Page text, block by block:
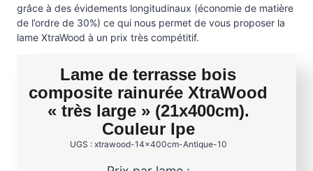
grâce à des évidements longitudinaux (économie de matière
de l’ordre de 30%) ce qui nous permet de vous proposer la
lame XtraWood à un prix très compétitif.
Lame de terrasse bois
composite rainurée XtraWood
« très large » (21x400cm).
Couleur Ipe
UGS : xtrawood-14x400cm-Antique-10